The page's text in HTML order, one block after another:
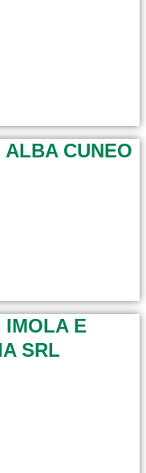
CUNEO
IMOLA E
SRL